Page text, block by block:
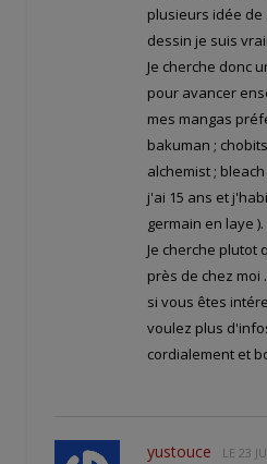
plusieurs idée
dessin je suis
Je cherche donc
pour avancer
mes mangas
bakuman ;
alchemist ;
j'ai 15 ans et
germain en laye ).
Je cherche plutot
près de chez moi .
si vous êtes
voulez plus
cordialement et
yustouce LE 23